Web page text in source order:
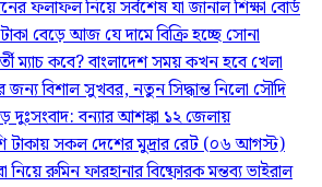
ফলাফল নিয়ে সর্বশেষ যা জানাল শিক্ষা বোর্ড
বেড়ে আজ যে দামে বিক্রি হচ্ছে সোনা
ম্যাচ কবে? বাংলাদেশ সময় কখন হবে খেলা
জন্য বিশাল সুখবর, নতুন সিদ্ধান্ত নিলো সৌদি
দুঃসংবাদ: বন্যার আশঙ্কা ১২ জেলায়
টাকায় সকল দেশের মুদ্রার রেট (০৬ আগস্ট)
নিয়ে রুমিন ফারহানার বিষ্ফোরক মন্তব্য ভাইরাল